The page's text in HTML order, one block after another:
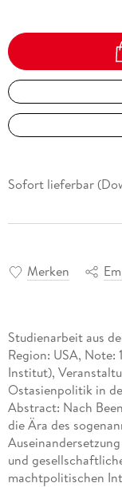
Sofort lieferbar
Merken
Studienarbeit aus
Region: USA, Note:
Institut),
Ostasienpolitik in
Abstract: Nach
die Ära des
und
machtpolitischen